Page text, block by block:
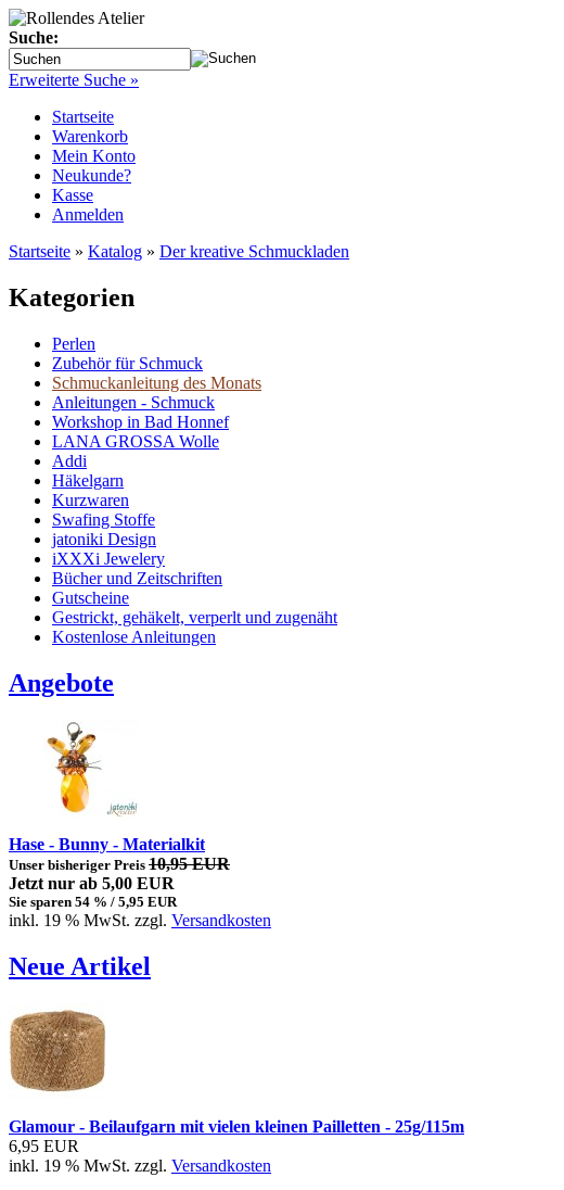
Suche:
Erweiterte Suche »
Startseite
Warenkorb
Mein Konto
Neukunde?
Kasse
Anmelden
Startseite » Katalog » Der kreative Schmuckladen
Kategorien
Perlen
Zubehör für Schmuck
Schmuckanleitung des Monats
Anleitungen - Schmuck
Workshop in Bad Honnef
LANA GROSSA Wolle
Addi
Häkelgarn
Kurzwaren
Swafing Stoffe
jatoniki Design
iXXXi Jewelery
Bücher und Zeitschriften
Gutscheine
Gestrickt, gehäkelt, verperlt und zugenäht
Kostenlose Anleitungen
Angebote
Hase - Bunny - Materialkit
Unser bisheriger Preis 10,95 EUR
Jetzt nur ab 5,00 EUR
Sie sparen 54 % / 5,95 EUR
inkl. 19 % MwSt. zzgl. Versandkosten
Neue Artikel
Glamour - Beilaufgarn mit vielen kleinen Pailletten - 25g/115m
6,95 EUR
inkl. 19 % MwSt. zzgl. Versandkosten